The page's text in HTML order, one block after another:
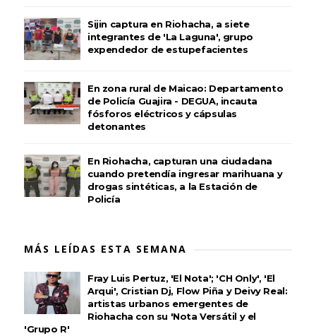
Sijin captura en Riohacha, a siete
integrantes de 'La Laguna', grupo
expendedor de estupefacientes
En zona rural de Maicao: Departamento
de Policía Guajira - DEGUA, incauta
fósforos eléctricos y cápsulas
detonantes
En Riohacha, capturan una ciudadana
cuando pretendía ingresar marihuana y
drogas sintéticas, a la Estación de
Policía
MÁS LEÍDAS ESTA SEMANA
Fray Luis Pertuz, 'El Nota'; 'CH Only', 'El
Arqui', Cristian Dj, Flow Piña y Deivy Real:
artistas urbanos emergentes de
Riohacha con su 'Nota Versátil y el
'Grupo R'